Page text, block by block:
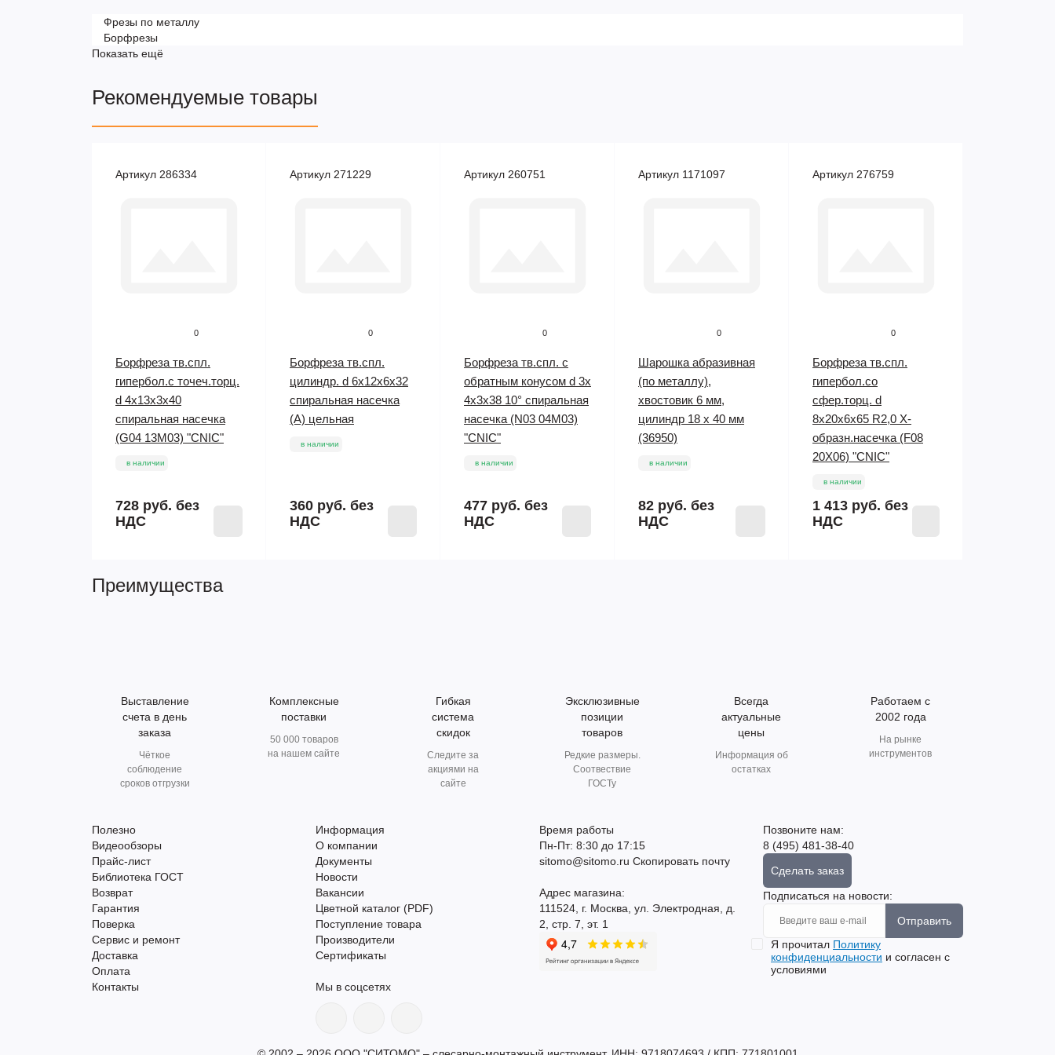
Фрезы по металлу
Борфрезы
Показать ещё
Рекомендуемые товары
Артикул 286334
0
Борфреза тв.спл.
гипербол.с точеч.торц.
d 4х13х3х40
спиральная насечка
(G04 13М03) "CNIC"
в наличии
728 руб. без
НДС
Артикул 271229
0
Борфреза тв.спл.
цилиндр. d 6х12х6х32
спиральная насечка
(А) цельная
в наличии
360 руб. без
НДС
Артикул 260751
0
Борфреза тв.спл. с
обратным конусом d 3х
4х3х38 10° спиральная
насечка (N03 04М03)
"CNIC"
в наличии
477 руб. без
НДС
Артикул 1171097
0
Шарошка абразивная
(по металлу),
хвостовик 6 мм,
цилиндр 18 х 40 мм
(36950)
в наличии
82 руб. без
НДС
Артикул 276759
0
Борфреза тв.спл.
гипербол.со
сфер.торц. d
8х20х6х65 R2,0 Х-
образн.насечка (F08
20Х06) "CNIC"
в наличии
1 413 руб. без
НДС
Преимущества
Выставление
счета в день
заказа
Чёткое
соблюдение
сроков отгрузки
Комплексные
поставки
50 000 товаров
на нашем сайте
Гибкая
система
скидок
Следите за
акциями на
сайте
Эксклюзивные
позиции
товаров
Редкие размеры.
Соотвествие
ГОСТу
Всегда
актуальные
цены
Информация об
остатках
Работаем с
2002 года
На рынке
инструментов
Полезно
Видеообзоры
Прайс-лист
Библиотека ГОСТ
Возврат
Гарантия
Поверка
Сервис и ремонт
Доставка
Оплата
Контакты
Информация
О компании
Документы
Новости
Вакансии
Цветной каталог (PDF)
Поступление товара
Производители
Сертификаты
Мы в соцсетях
Время работы
Пн-Пт: 8:30 до 17:15
sitomo@sitomo.ru Скопировать почту
Адрес магазина:
111524, г. Москва, ул. Электродная, д.
2, стр. 7, эт. 1
Позвоните нам:
8 (495) 481-38-40
Сделать заказ
Подписаться на новости:
Отправить
Я прочитал Политику
конфиденциальности и согласен с
условиями